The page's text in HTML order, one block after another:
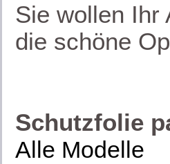
Sie wollen Ihr
die schöne
Schutzfolie
Alle Modelle